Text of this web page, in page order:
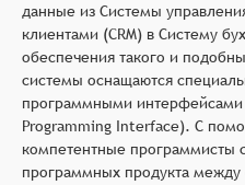
данные из Системы
клиентами (CRM) в Систему
обеспечения такого и
системы оснащаются
программными интерфейсами
Programming Interface). С
компетентные программисты
программных продукта между